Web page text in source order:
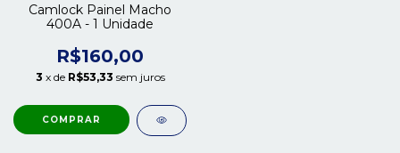
Camlock Painel Macho
400A - 1 Unidade
R$160,00
3 x de R$53,33 sem juros
COMPRAR